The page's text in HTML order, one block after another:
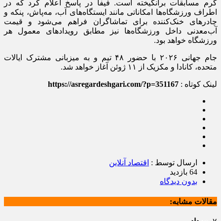
گرم مسابقات برانگیخته است. فیفا در پاسخ اعلام کرد که در
اطراف ورزشگاه‌ها امکاناتی مانند ایستگاه‌های آب، مه‌پاش، پنکه و
چادر‌های خنک‌کننده برای تماشاگران فراهم می‌شود و قیمت
آب‌معدنی داخل ورزشگاه‌ها نیز مطابق رویداد‌های معمول هر
ورزشگاه خواهد بود.
جام جهانی ۲۰۲۶ با حضور ۴۸ تیم و به میزبانی مشترک ایالات
متحده، کانادا و مکزیک از ۱۱ ژوئن آغاز خواهد شد.
لینک کوتاه : https://asregardeshgari.com/?p=351167
ارسال توسط : اقتصاد آنلاین
64 بازدید
بدون دیدگاه
مقالات مشابه: